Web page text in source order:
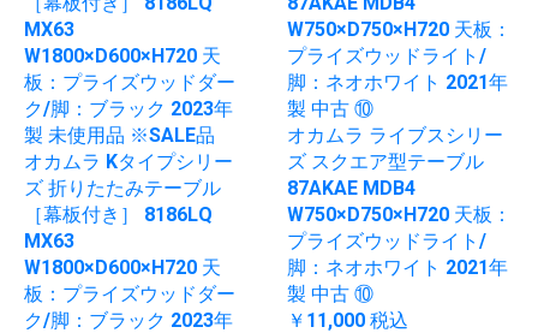
オカムラ Kタイプシリー
ズ 折りたたみテーブル
［幕板付き］ 8186LQ
MX63
W1800×D600×H720 天
板：プライズウッドダー
ク/脚：ブラック 2023年
オカムラ ライブスシリー
ズ スクエア型テーブル
87AKAE MDB4
W750×D750×H720 天板：
プライズウッドライト/
脚：ネオホワイト 2021年
製 中古 ⑩
￥11,000 税込